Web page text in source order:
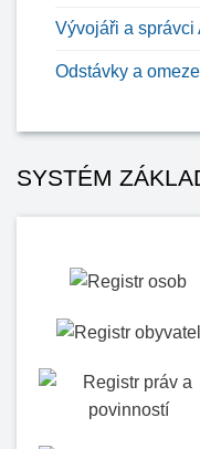
Vývojáři a správci
Odstávky a
SYSTÉM